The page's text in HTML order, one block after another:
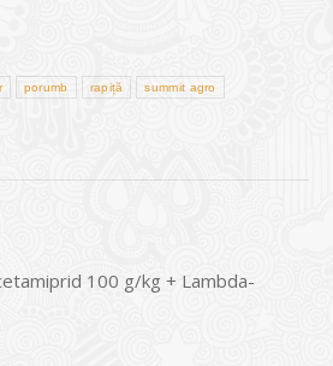
porumb rapiță summit agro
100 g/kg + Lambda-